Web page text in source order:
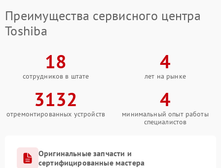
Преимущества сервисного центра
Toshiba
18
сотрудников в штате
4
лет на рынке
3132
отремонтированных устройств
4
минимальный опыт работы
специалистов
Оригинальные запчасти и
сертифицированные мастера